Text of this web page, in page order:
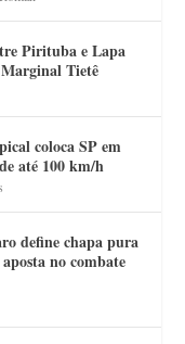
Pirituba e Lapa
Tietê
coloca SP em
até 100 km/h
define chapa pura
no combate